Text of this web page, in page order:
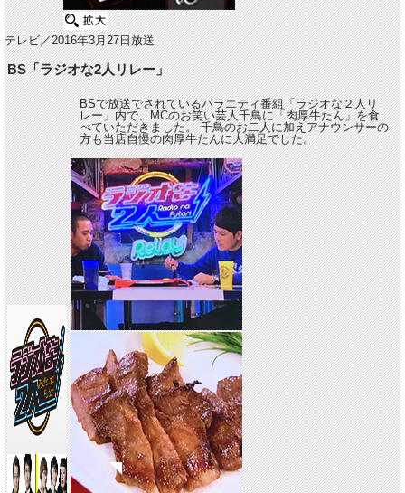
テレビ／2016年3月27日放送
BS「ラジオな2人リレー」
BSで放送でされているバラエティ番組「ラジオな２人リ
レー」内で、MCのお笑い芸人千鳥に「肉厚牛たん」を食
べていただきました。 千鳥のお二人に加えアナウンサーの
方も当店自慢の肉厚牛たんに大満足でした。